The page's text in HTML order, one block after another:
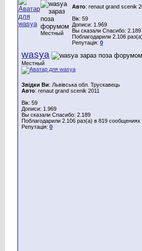
Местный
Авто: renaut grand scenik
Вік: 59
Дописи: 1.969
Вы сказали Спасибо: 2.189
Поблагодарили 2.106
Репутація: 0
wasya
Местный
Звідки Ви: Львівська обл. Трускавець
Авто: renaut grand scenik 2011
Вік: 59
Дописи: 1.969
Вы сказали Спасибо: 2.189
Поблагодарили 2.106 раз(а) в 819 сообщениях
Репутація: 0